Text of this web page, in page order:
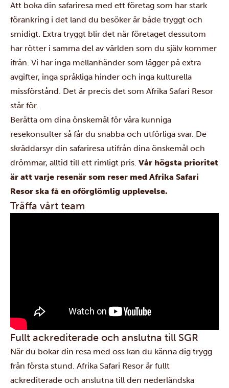
Att boka din safariresa med ett företag som har stark
förankring i det land du besöker är både tryggt och
smidigt. Extra tryggt blir det när företaget dessutom
har rötter i samma del av världen som du själv kommer
ifrån. Vi har inga mellanhänder som lägger på extra
avgifter, inga språkliga hinder och inga kulturella
missförstånd. Det är precis det som Afrika Safari Resor
står för.
Berätta om dina önskemål för våra kunniga
resekonsulter så får du snabba och utförliga svar. De
skräddarsyr din safariresa utifrån dina önskemål och
drömmar, alltid till ett rimligt pris. Vår högsta prioritet
är att varje resenär som reser med Afrika Safari
Resor ska få en oförglömlig upplevelse.
Träffa vårt team
Fullt ackrediterade och anslutna till SGR
När du bokar din resa med oss kan du känna dig trygg
från första stund. Afrika Safari Resor är fullt
ackrediterade och anslutna till den nederländska